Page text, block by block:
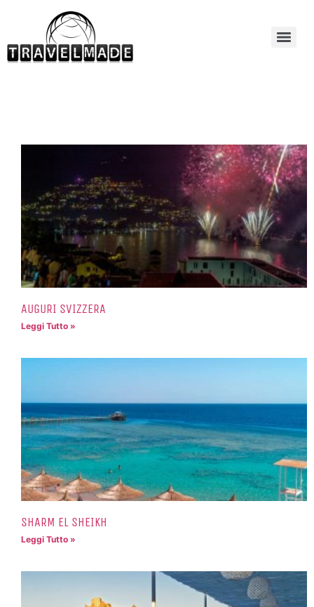
AUGURI SVIZZERA
Leggi Tutto »
SHARM EL SHEIKH
Leggi Tutto »